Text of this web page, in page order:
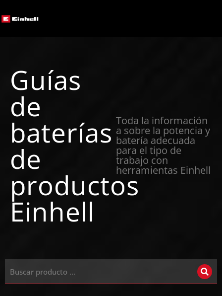
Guías
de
baterías
de
productos
Einhell
Toda la información
a sobre la potencia y
batería adecuada
para el tipo de
trabajo con
herramientas Einhell